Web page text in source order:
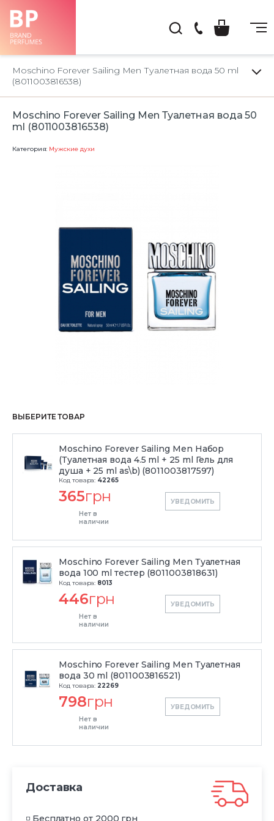
66-
22
Moschino Forever Sailing Men Туалетная вода 50 ml
(8011003816538)
Moschino Forever Sailing Men Туалетная вода 50
ml (8011003816538)
Категория: Мужские духи
ВЫБЕРИТЕ ТОВАР
Moschino Forever Sailing Men Набор
(Туалетная вода 4.5 ml + 25 ml Гель для
душа + 25 ml as\b) (8011003817597)
Код товара: 42265
365грн
Нет в
наличии
УВЕДОМИТЬ
Moschino Forever Sailing Men Туалетная
вода 100 ml тестер (8011003818631)
Код товара: 8013
446грн
Нет в
наличии
УВЕДОМИТЬ
Moschino Forever Sailing Men Туалетная
вода 30 ml (8011003816521)
Код товара: 22269
798грн
Нет в
наличии
УВЕДОМИТЬ
Доставка
◽ Бесплатно от 2000 грн